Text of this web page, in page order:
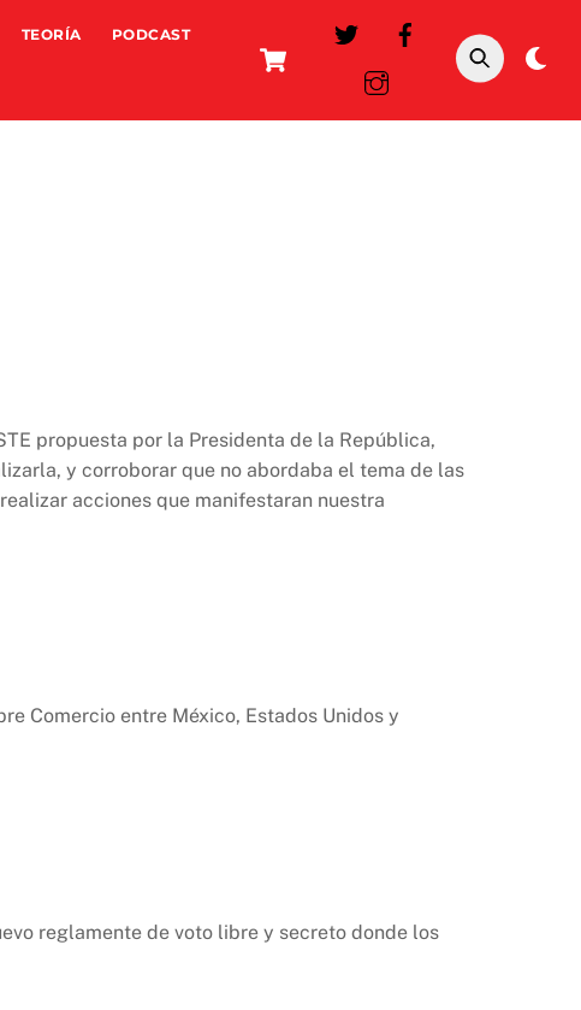
Cart
TEORÍA PODCAST
propuesta por la Presidenta de la República,
y corroborar que no abordaba el tema de las
acciones que manifestaran nuestra
Comercio entre México, Estados Unidos y
reglamente de voto libre y secreto donde los